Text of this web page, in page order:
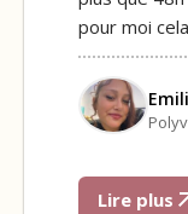
pour moi
Lire plus